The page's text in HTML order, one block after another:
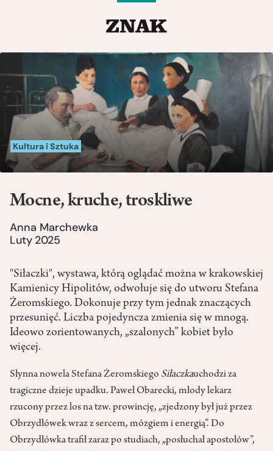
Kultura i Sztuka
Mocne, kruche, troskliwe
Anna Marchewka
Luty 2025
"Siłaczki", wystawa, którą oglądać można w krakowskiej
Kamienicy Hipolitów, odwołuje się do utworu Stefana
Żeromskiego. Dokonuje przy tym jednak znaczących
przesunięć. Liczba pojedyncza zmienia się w mnogą.
Ideowo zorientowanych, „szalonych” kobiet było
więcej.
Słynna nowela Stefana Żeromskiego Siłaczkauchodzi za
tragiczne dzieje upadku. Paweł Obarecki, młody lekarz
rzucony przez los na tzw. prowincję, „zjedzony był już przez
Obrzydłówek wraz z sercem, mózgiem i energią”. Do
Obrzydłówka trafił zaraz po studiach, „posłuchał apostołów”,